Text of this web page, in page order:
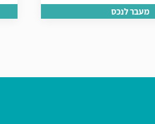
מעבר לנכס